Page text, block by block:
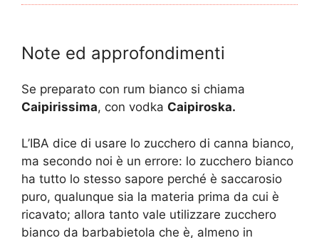
Note ed approfondimenti
Se preparato con rum bianco si chiama
Caipirissima, con vodka Caipiroska.
L’IBA dice di usare lo zucchero di canna bianco,
ma secondo noi è un errore: lo zucchero bianco
ha tutto lo stesso sapore perché è saccarosio
puro, qualunque sia la materia prima da cui è
ricavato; allora tanto vale utilizzare zucchero
bianco da barbabietola che è, almeno in